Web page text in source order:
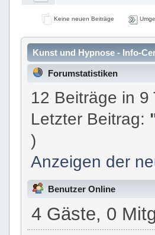
Keine neuen Beiträge
Kunst und Hypnose - Info-
Forumstatistiken
12 Beiträge in
Letzter Beitrag:
)
Anzeigen der
Benutzer Online
4 Gäste, 0